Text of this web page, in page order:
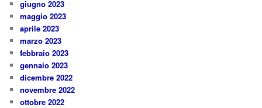
giugno 2023
maggio 2023
aprile 2023
marzo 2023
febbraio 2023
gennaio 2023
dicembre 2022
novembre 2022
ottobre 2022